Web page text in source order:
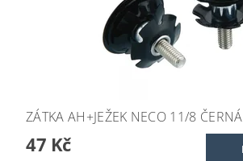
ZÁTKA AH+JEŽEK NECO 11/8 ČERNÁ
47 Kč